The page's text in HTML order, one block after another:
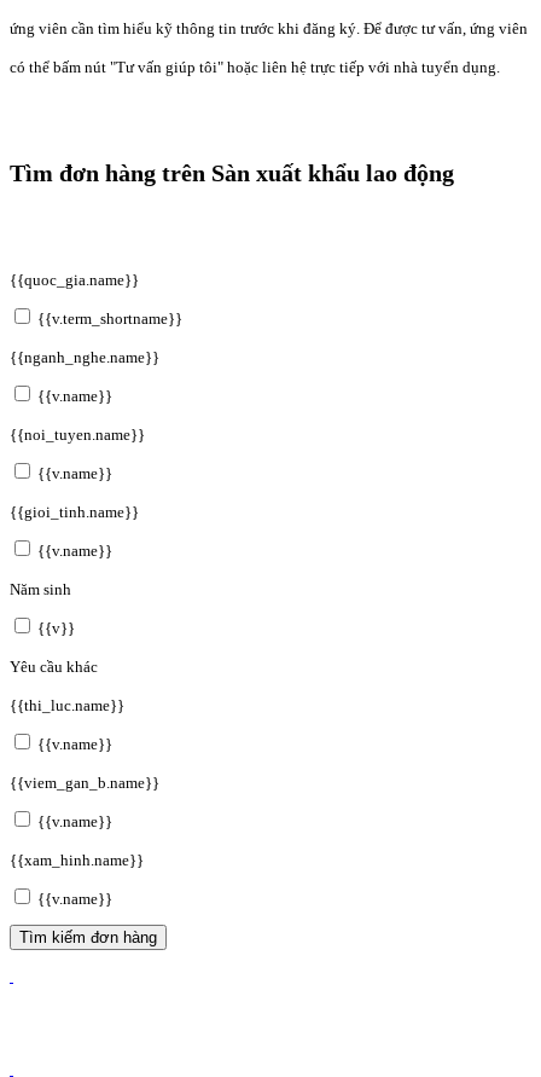
ứng viên cần tìm hiểu kỹ thông tin trước khi đăng ký. Để được tư vấn, ứng viên
có thể bấm nút "Tư vấn giúp tôi" hoặc liên hệ trực tiếp với nhà tuyển dụng.
Tìm đơn hàng trên Sàn xuất khẩu lao động
{{quoc_gia.name}}
{{v.term_shortname}}
{{nganh_nghe.name}}
{{v.name}}
{{noi_tuyen.name}}
{{v.name}}
{{gioi_tinh.name}}
{{v.name}}
Năm sinh
{{v}}
Yêu cầu khác
{{thi_luc.name}}
{{v.name}}
{{viem_gan_b.name}}
{{v.name}}
{{xam_hinh.name}}
{{v.name}}
Tìm kiếm đơn hàng